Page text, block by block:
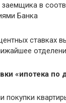
в
Банка
ставках
«ипотека по
покупки